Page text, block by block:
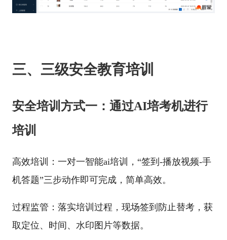
三、三级安全教育培训
安全培训方式一：通过AI培考机进行
培训
高效培训：一对一智能ai培训，“签到-播放视频-手
机答题”三步动作即可完成，简单高效。
过程监管：落实培训过程，现场签到防止替考，获
取定位、时间、水印图片等数据。